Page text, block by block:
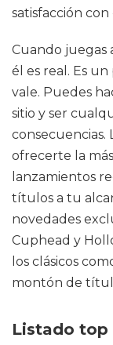
satisfacción
Cuando juegas
él es real. Es
vale. Puedes
sitio y ser
consecuencias.
ofrecerte la
lanzamientos
títulos a tu
novedades
Cuphead y
los clásicos
montón de
Listado top